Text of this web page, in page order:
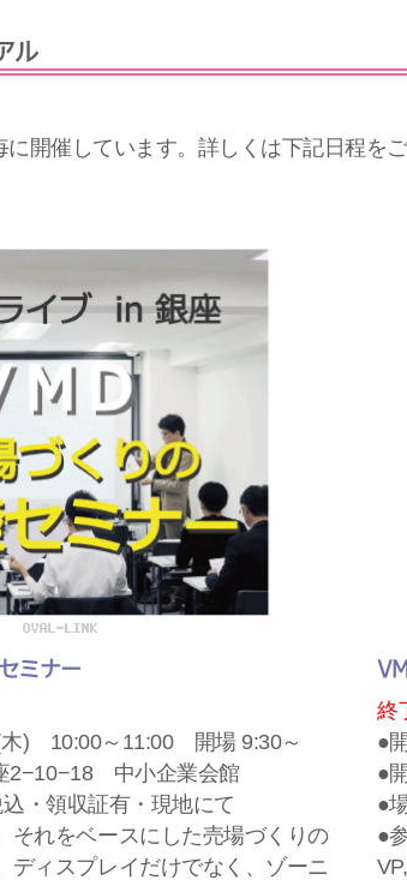
ル
開催しています。詳しくは下記日程をご
ミナー
木) 10:00～11:00 開場 9:30～
2−10−18 中小企業会館
・領収証有・現地にて
それをベースにした売場づくりの
ディスプレイだけでなく、ゾーニ
終
●
●
●
●